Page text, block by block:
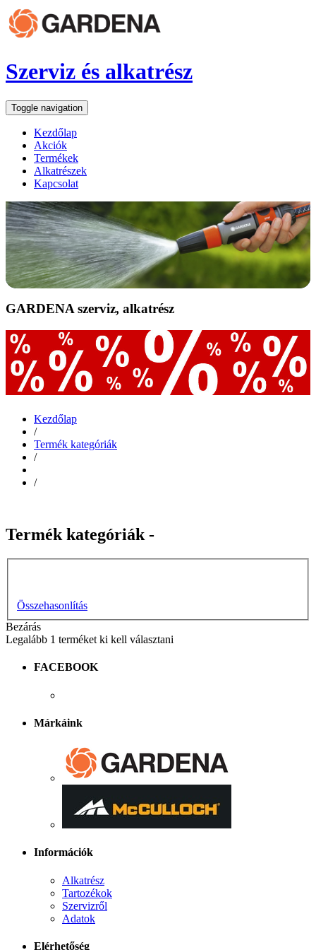
Szerviz és alkatrész
Toggle navigation
Kezdőlap
Akciók
Termékek
Alkatrészek
Kapcsolat
GARDENA szerviz, alkatrész
Kezdőlap
/
Termék kategóriák
/
/
Termék kategóriák -
Összehasonlítás
Bezárás
Legalább 1 terméket ki kell választani
FACEBOOK
Márkáink
Információk
Alkatrész
Tartozékok
Szervizről
Adatok
Elérhetőség